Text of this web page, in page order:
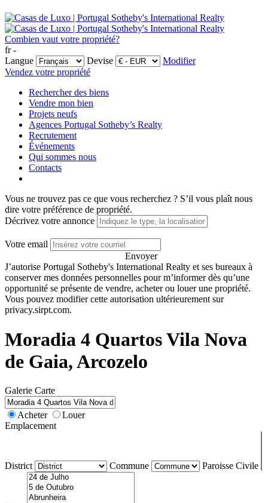
Combien vaut votre propriété?
fr -
Langue
Devise
Modifier
Vendez votre propriété
Rechercher des biens
Vendre mon bien
Projets neufs
Agences Portugal Sotheby’s Realty
Recrutement
Événements
Qui sommes nous
Contacts
Vous ne trouvez pas ce que vous recherchez ? S’il vous plaît nous
dire votre préférence de propriété.
Décrivez votre annonce
Votre email
Envoyer
J’autorise Portugal Sotheby's International Realty et ses bureaux à
conserver mes données personnelles pour m’informer dès qu’une
opportunité se présente de vendre, acheter ou louer une propriété.
Vous pouvez modifier cette autorisation ultérieurement sur
privacy.sirpt.com.
Moradia 4 Quartos Vila Nova
de Gaia, Arcozelo
Galerie Carte
Acheter
Louer
Emplacement
District Commune Paroisse Civile